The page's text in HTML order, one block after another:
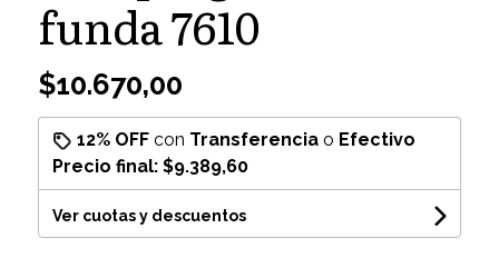
funda 7610
$10.670,00
12% OFFcon Transferenciao Efectivo
Precio final: $9.389,60
Ver cuotas y descuentos